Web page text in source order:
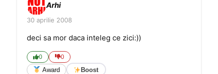
Arhi
30 aprilie 2008
deci sa mor daca inteleg ce zici:))
0 0
Award Boost